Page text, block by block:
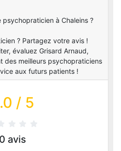
à Chaleins ?
? Partagez votre avis !
évaluez Grisard Arnaud,
des meilleurs psychopraticiens
aux futurs patients !
/ 5
0 avis